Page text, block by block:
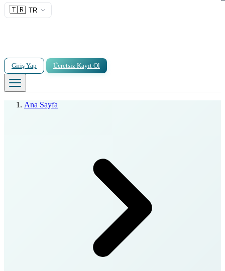
🇹🇷 TR
Giriş Yap Ücretsiz Kayıt Ol
Ana Sayfa